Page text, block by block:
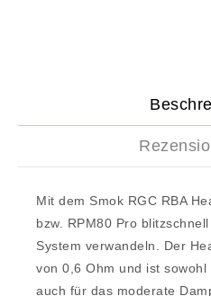
Mit dem Smok RGC RBA
bzw. RPM80 Pro
System verwandeln. Der
von 0,6 Ohm und ist
auch für das moderate